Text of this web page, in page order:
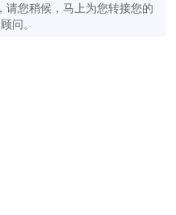
请您稍候，马上为您转接您的
问。